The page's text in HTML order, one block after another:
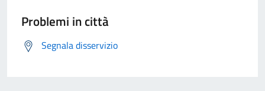
Problemi in città
Segnala disservizio